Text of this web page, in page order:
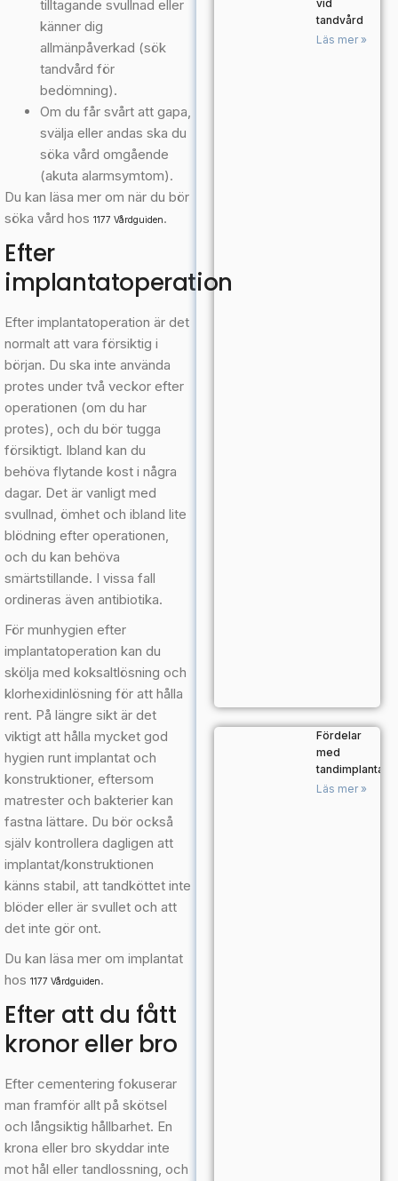
tilltagande svullnad eller
känner dig
allmänpåverkad (sök
tandvård för
bedömning).
Om du får svårt att gapa,
svälja eller andas ska du
söka vård omgående
(akuta alarmsymtom).
Du kan läsa mer om när du bör
söka vård hos 1177 Vårdguiden.
Efter
implantatoperation
Efter implantatoperation är det
normalt att vara försiktig i
början. Du ska inte använda
protes under två veckor efter
operationen (om du har
protes), och du bör tugga
försiktigt. Ibland kan du
behöva flytande kost i några
dagar. Det är vanligt med
svullnad, ömhet och ibland lite
blödning efter operationen,
och du kan behöva
smärtstillande. I vissa fall
ordineras även antibiotika.
För munhygien efter
implantatoperation kan du
skölja med koksaltlösning och
klorhexidinlösning för att hålla
rent. På längre sikt är det
viktigt att hålla mycket god
hygien runt implantat och
konstruktioner, eftersom
matrester och bakterier kan
fastna lättare. Du bör också
själv kontrollera dagligen att
implantat/konstruktionen
känns stabil, att tandköttet inte
blöder eller är svullet och att
det inte gör ont.
Du kan läsa mer om implantat
hos 1177 Vårdguiden.
Efter att du fått
kronor eller bro
Efter cementering fokuserar
man framför allt på skötsel
och långsiktig hållbarhet. En
krona eller bro skyddar inte
mot hål eller tandlossning, och
vid
tandvård
Läs mer »
Fördelar
med
tandimplantat
Läs mer »